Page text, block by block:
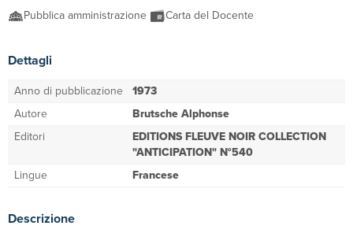
Pubblica amministrazione
Carta del Docente
Dettagli
Anno di pubblicazione 1973
Autore
Brutsche Alphonse
Editori
EDITIONS FLEUVE NOIR COLLECTION
"ANTICIPATION" N°540
Lingue
Francese
Descrizione